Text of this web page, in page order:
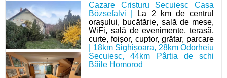
Cazare Cristuru Secuiesc Casa
Bözsefalvi |
La 2 km de centrul
orașului, bucătărie, sală de mese,
WiFi, sală de evenimente, terasă,
curte, foișor, cuptor, grătar, parcare
| 18km Sighișoara, 28km Odorheiu
Secuiesc, 44km Pârtia de schi
Băile Homorod